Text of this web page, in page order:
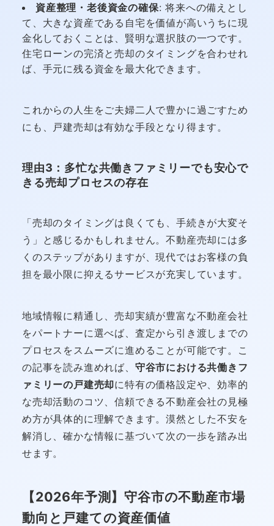
資産整理・老後資金の確保: 将来への備えとし
て、大きな資産である自宅を価値が高いうちに現
金化しておくことは、賢明な選択肢の一つです。
住宅ローンの完済と売却のタイミングを合わせれ
ば、手元に残る資金を最大化できます。
これからの人生をご夫婦二人で豊かに過ごすため
にも、戸建売却は有効な手段となり得ます。
理由3：多忙な共働きファミリーでも安心で
きる売却プロセスの存在
「売却のタイミングは良くても、手続きが大変そ
う」と感じるかもしれません。不動産売却には多
くのステップがありますが、現代ではお客様の負
担を最小限に抑えるサービスが充実しています。
地域情報に精通し、売却実績が豊富な不動産会社
をパートナーに選べば、査定から引き渡しまでの
プロセスをスムーズに進めることが可能です。こ
の記事を読み進めれば、 守谷市における共働きフ
ァミリーの戸建売却に特有の価格設定や、効率的
な売却活動のコツ、信頼できる不動産会社の見極
め方が具体的に理解できます。漠然とした不安を
解消し、確かな情報に基づいて次の一歩を踏み出
せます。
【2026年予測】守谷市の不動産市場
動向と戸建ての資産価値